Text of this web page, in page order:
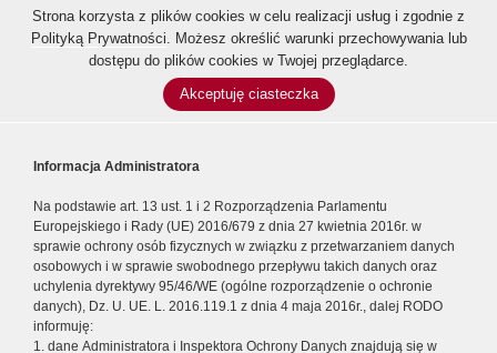
Strona korzysta z plików cookies w celu realizacji usług i zgodnie z
Polityką Prywatności. Możesz określić warunki przechowywania lub
dostępu do plików cookies w Twojej przeglądarce.
Akceptuję ciasteczka
Informacja Administratora
Na podstawie art. 13 ust. 1 i 2 Rozporządzenia Parlamentu
Europejskiego i Rady (UE) 2016/679 z dnia 27 kwietnia 2016r. w
sprawie ochrony osób fizycznych w związku z przetwarzaniem danych
osobowych i w sprawie swobodnego przepływu takich danych oraz
uchylenia dyrektywy 95/46/WE (ogólne rozporządzenie o ochronie
danych), Dz. U. UE. L. 2016.119.1 z dnia 4 maja 2016r., dalej RODO
informuję:
1. dane Administratora i Inspektora Ochrony Danych znajdują się w